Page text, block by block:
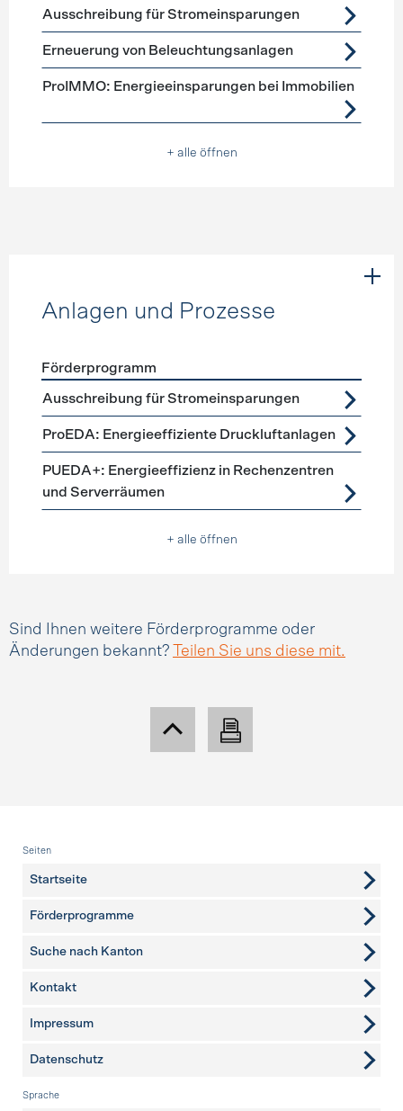
Förderprogramme Beleuchtung
Ausschreibung für Stromeinsparungen
Erneuerung von Beleuchtungsanlagen
ProIMMO: Energieeinsparungen bei Immobilien
+ alle öffnen
Anlagen und Prozesse
Förderprogramme Anlagen und Prozesse
Förderprogramm
Ausschreibung für Stromeinsparungen
ProEDA: Energieeffiziente Druckluftanlagen
PUEDA+: Energieeffizienz in Rechenzentren
und Serverräumen
+ alle öffnen
Sind Ihnen weitere Förderprogramme oder
Änderungen bekannt?
Teilen Sie uns diese mit.
Fusszeile
Seiten
Startseite
Förderprogramme
Suche nach Kanton
weitere Seiten
Kontakt
Impressum
Datenschutz
Sprache